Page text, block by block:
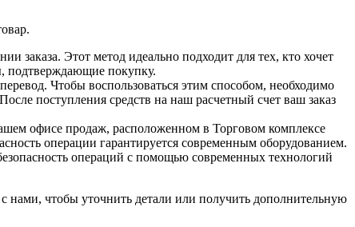
заказа. Этот метод идеально подходит для тех, кто хочет
подтверждающие покупку.
Чтобы воспользоваться этим способом, необходимо
поступления средств на наш расчетный счет ваш заказ
офисе продаж, расположенном в Торговом комплексе
операции гарантируется современным оборудованием.
операций с помощью современных технологий
чтобы уточнить детали или получить дополнительную